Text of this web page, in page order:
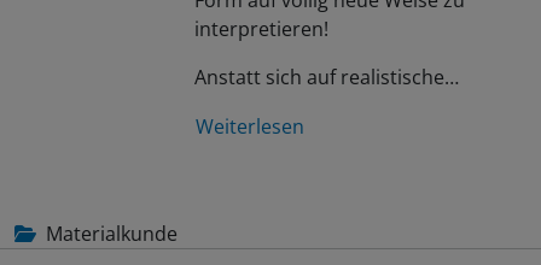
interpretieren!
Anstatt sich auf realistische…
Weiterlesen
Materialkunde